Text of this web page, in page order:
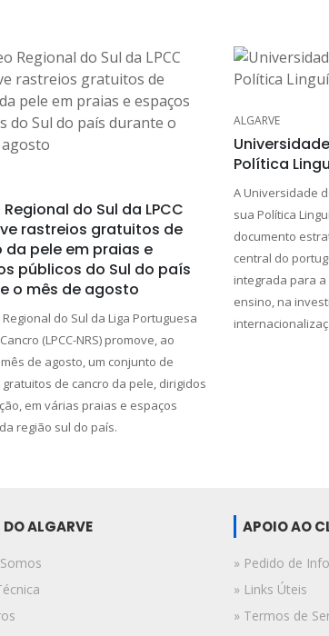
do Sul da LPCC
rastreios gratuitos de
da pele em praias e
públicos do Sul do país
o mês de agosto
Regional do Sul da Liga Portuguesa
(LPCC-NRS) promove, ao
de agosto, um conjunto de
de cancro da pele, dirigidos
em várias praias e espaços
região sul do país.
ALGARVE
Política
A Universidade
sua Política
documento
central do
integrada para
ensino, na
ALGARVE APOIO AO
» Pedido de
» Links Úteis
» Termos de